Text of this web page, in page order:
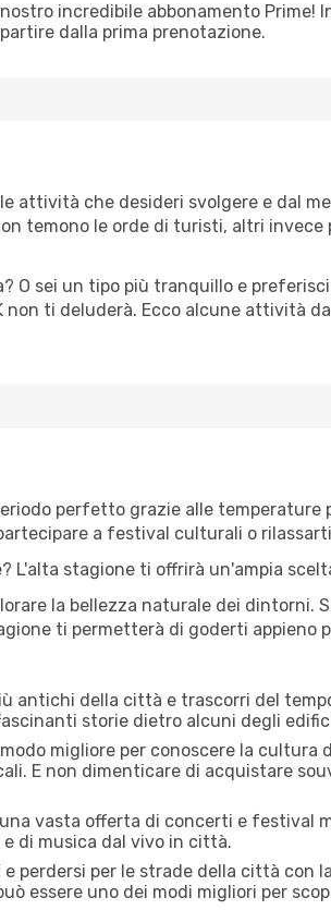
incredibile abbonamento Prime!
dalla prima prenotazione.
attività che desideri svolgere e dal
temono le orde di turisti, altri
sei un tipo più tranquillo e
ti deluderà. Ecco alcune attività
perfetto grazie alle temperature
a festival culturali o
L'alta stagione ti offrirà un'ampia
la bellezza naturale dei dintorni.
ti permetterà di goderti appieno
antichi della città e trascorri del
storie dietro alcuni degli
migliore per conoscere la cultura
E non dimenticare di acquistare
vasta offerta di concerti e festival
di musica dal vivo in città.
perdersi per le strade della città con
essere uno dei modi migliori per